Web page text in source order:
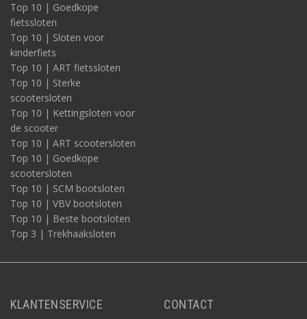
Top 10 | Goedkope
fietssloten
Top 10 | Sloten voor
kinderfiets
Top 10 | ART fietssloten
Top 10 | Sterke
scootersloten
Top 10 | Kettingsloten voor
de scooter
Top 10 | ART scootersloten
Top 10 | Goedkope
scootersloten
Top 10 | SCM bootsloten
Top 10 | VBV bootsloten
Top 10 | Beste bootsloten
Top 3 | Trekhaaksloten
KLANTENSERVICE CONTACT